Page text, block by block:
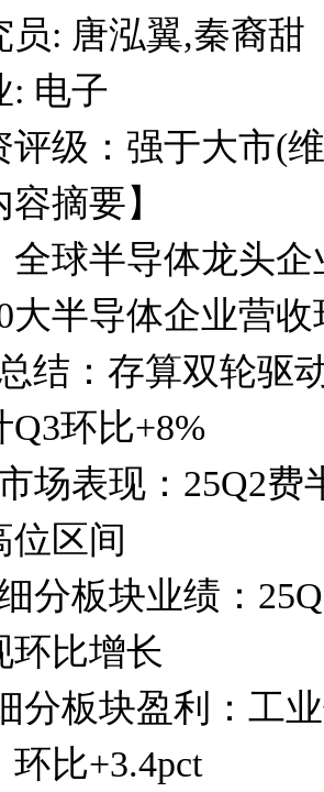
员: 唐泓翼,秦裔甜
: 电子
评级：强于大市(
容摘要】
全球半导体龙头
大半导体企业营
结：存算双轮驱
Q3环比+8%
场表现：25Q2
位区间
分板块业绩：
环比增长
分板块盈利：工
环比+3.4pct